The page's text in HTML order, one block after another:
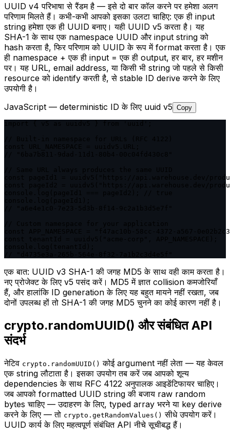
UUID v4 परिभाषा से रैंडम है — इसे दो बार कॉल करने पर हमेशा अलग
परिणाम मिलते हैं। कभी-कभी आपको इसका उलटा चाहिए: एक ही input
string हमेशा एक ही UUID बनाए। यही UUID v5 करता है। यह
SHA-1 के साथ एक namespace UUID और input string को
hash करता है, फिर परिणाम को UUID के रूप में format करता है। एक
ही namespace + एक ही input = एक ही output, हर बार, हर मशीन
पर। यह URL, email address, या किसी भी string जो पहले से किसी
resource को identify करती है, से stable ID derive करने के लिए
उपयोगी है।
JavaScript — deterministic ID के लिए uuid v5 Copy
const pageId1 = uuidv5("https://api.warehouse.dev/
const pageId2 = uuidv5("https://api.warehouse.dev/
const APP_NAMESPACE = "f47ac10b-58cc-4372-a567-
एक बात: UUID v3 SHA-1 की जगह MD5 के साथ वही काम करता है।
नए प्रोजेक्ट के लिए v5 पसंद करें। MD5 में ज्ञात collision कमजोरियाँ
हैं, और हालांकि ID generation के लिए यह बहुत मायने नहीं रखता, जब
दोनों उपलब्ध हों तो SHA-1 की जगह MD5 चुनने का कोई कारण नहीं है।
crypto.randomUUID() और संबंधित API
संदर्भ
नेटिव crypto.randomUUID() कोई argument नहीं लेता — यह केवल
एक string लौटाता है। इसका उपयोग तब करें जब आपको शून्य
dependencies के साथ RFC 4122 अनुपालक आइडेंटिफायर चाहिए।
जब आपको formatted UUID string की बजाय raw random
bytes चाहिए — उदाहरण के लिए, typed array भरने या key derive
करने के लिए — तो crypto.getRandomValues() सीधे उपयोग करें।
UUID कार्य के लिए महत्वपूर्ण संबंधित API नीचे सूचीबद्ध हैं।